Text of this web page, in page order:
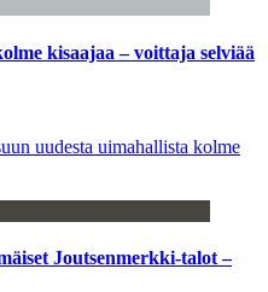
kisaajaa – voittaja selviää
uudesta uimahallista kolme
Joutsenmerkki-talot –